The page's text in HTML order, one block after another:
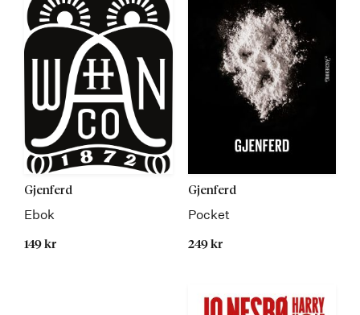
Gjenferd
Ebok
149 kr
Gjenferd
Pocket
249 kr